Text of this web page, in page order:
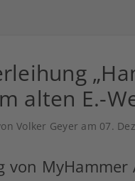
alten E.-
Volker Geyer am 07.
von MyHammer